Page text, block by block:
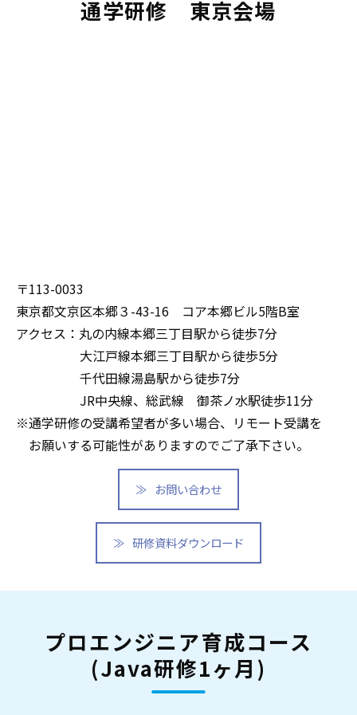
通学研修　東京会場
〒113-0033
東京都文京区本郷３-43-16 コア本郷ビル5階B室
アクセス：丸の内線本郷三丁目駅から徒歩7分
大江戸線本郷三丁目駅から徒歩5分
千代田線湯島駅から徒歩7分
JR中央線、総武線 御茶ノ水駅徒歩11分
※通学研修の受講希望者が多い場合、リモート受講を
お願いする可能性がありますのでご了承下さい。
お問い合わせ
研修資料ダウンロード
プロエンジニア育成コース
(Java研修1ヶ月)